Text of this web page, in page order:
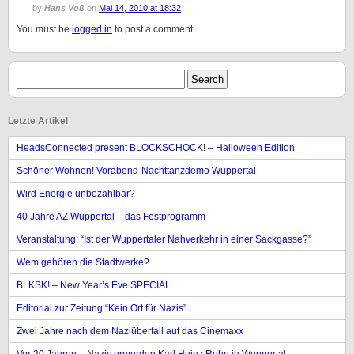
by Hans Voß on Mai 14, 2010 at 18:32
You must be logged in to post a comment.
Letzte Artikel
HeadsConnected present BLOCKSCHOCK! – Halloween Edition
Schöner Wohnen! Vorabend-Nachttanzdemo Wuppertal
Wird Energie unbezahlbar?
40 Jahre AZ Wuppertal – das Festprogramm
Veranstaltung: “Ist der Wuppertaler Nahverkehr in einer Sackgasse?”
Wem gehören die Stadtwerke?
BLKSK! – New Year’s Eve SPECIAL
Editorial zur Zeitung “Kein Ort für Nazis”
Zwei Jahre nach dem Naziüberfall auf das Cinemaxx